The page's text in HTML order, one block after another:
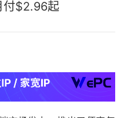
付$2.96起